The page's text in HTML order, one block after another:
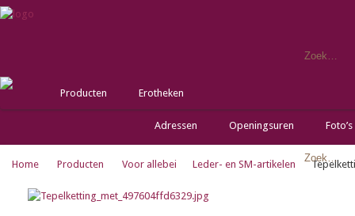
Producten Erotheken
Adressen Openingsuren Foto’s
Home Producten Voor allebei Leder- en SM-artikelen